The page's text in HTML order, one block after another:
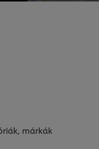
márkák